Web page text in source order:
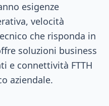
esigenze
velocità
che risponda in
soluzioni business
e connettività FTTH
aziendale.